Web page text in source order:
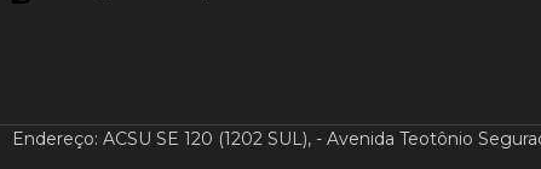
Endereço: ACSU SE 120 (1202 SUL), - Avenida Teotônio